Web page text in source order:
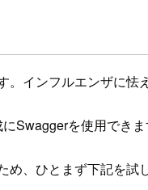
インフルエンザに怯
Swaggerを使用でき
、ひとまず下記を試